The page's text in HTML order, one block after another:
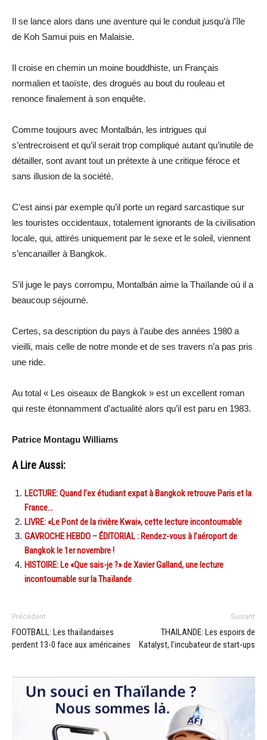
Il se lance alors dans une aventure qui le conduit jusqu’à l’île
de Koh Samui puis en Malaisie.
Il croise en chemin un moine bouddhiste, un Français
normalien et taoïste, des drogués au bout du rouleau et
renonce finalement à son enquête.
Comme toujours avec Montalbán, les intrigues qui
s’entrecroisent et qu’il serait trop compliqué autant qu’inutile de
détailler, sont avant tout un prétexte à une critique féroce et
sans illusion de la société.
C’est ainsi par exemple qu’il porte un regard sarcastique sur
les touristes occidentaux, totalement ignorants de la civilisation
locale, qui, attirés uniquement par le sexe et le soleil, viennent
s’encanailler à Bangkok.
S’il juge le pays corrompu, Montalbán aime la Thaïlande où il a
beaucoup séjourné.
Certes, sa description du pays à l’aube des années 1980 a
vieilli, mais celle de notre monde et de ses travers n’a pas pris
une ride.
Au total « Les oiseaux de Bangkok » est un excellent roman
qui reste étonnamment d’actualité alors qu’il est paru en 1983.
Patrice Montagu Williams
A Lire Aussi:
LECTURE: Quand l’ex étudiant expat à Bangkok retrouve Paris et la
France…
LIVRE: «Le Pont de la rivière Kwai», cette lecture incontournable
GAVROCHE HEBDO – ÉDITORIAL : Rendez-vous à l’aéroport de
Bangkok le 1er novembre !
HISTOIRE: Le «Que sais-je ?» de Xavier Galland, une lecture
incontournable sur la Thaïlande
Précédent
FOOTBALL: Les thaïlandaises
perdent 13-0 face aux américaines
Suivant
THAILANDE: Les espoirs de
Katalyst, l’incubateur de start-ups